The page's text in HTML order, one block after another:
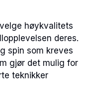
høykvalitets
deres.
spin som kreves
gjør det mulig for
teknikker